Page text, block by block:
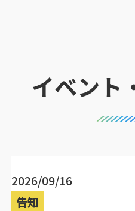
イベント
2026/09/16
告知